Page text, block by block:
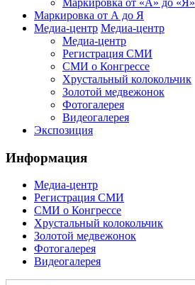
Маркировка от «А» до «Я»
Маркировка от А до Я
Медиа-центр Медиа-центр
Медиа-центр
Регистрация СМИ
СМИ о Конгрессе
Хрустальный колокольчик
Золотой медвежонок
Фотогалерея
Видеогалерея
Экспозиция
Информация
Медиа-центр
Регистрация СМИ
СМИ о Конгрессе
Хрустальный колокольчик
Золотой медвежонок
Фотогалерея
Видеогалерея